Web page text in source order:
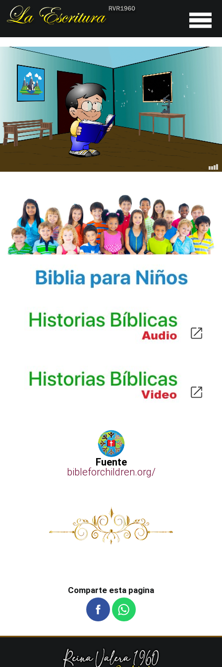
Fuente
bibleforchildren.org/
Comparte esta pagina